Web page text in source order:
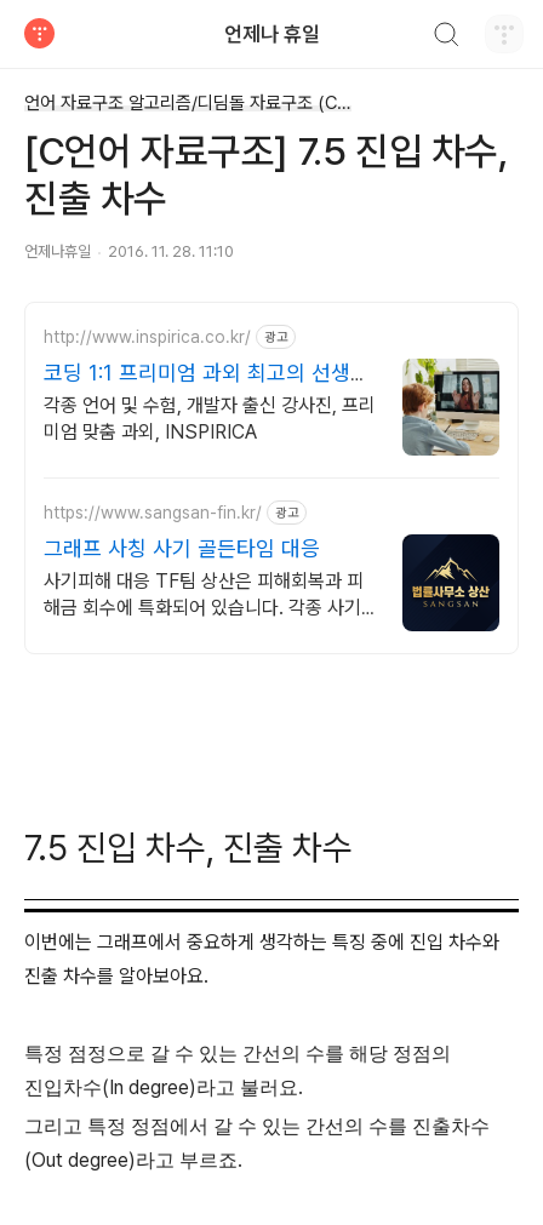
언제나 휴일
언어 자료구조 알고리즘/디딤돌 자료구조 (C언어)
[C언어 자료구조] 7.5 진입 차수,
진출 차수
언제나휴일 2016. 11. 28. 11:10
http://www.inspirica.co.kr/ 광고
코딩 1:1 프리미엄 과외 최고의 선생님
들과 함께
각종 언어 및 수험, 개발자 출신 강사진, 프리
미엄 맞춤 과외, INSPIRICA
https://www.sangsan-fin.kr/ 광고
그래프 사칭 사기 골든타임 대응
사기피해 대응 TF팀 상산은 피해회복과 피
해금 회수에 특화되어 있습니다. 각종 사기
7.5 진입 차수, 진출 차수
이번에는 그래프에서 중요하게 생각하는 특징 중에 진입 차수와
진출 차수를 알아보아요.
특정 점정으로 갈 수 있는 간선의 수를 해당 정점의
진입차수(In degree)라고 불러요.
그리고 특정 정점에서 갈 수 있는 간선의 수를 진출차수
(Out degree)라고 부르죠.